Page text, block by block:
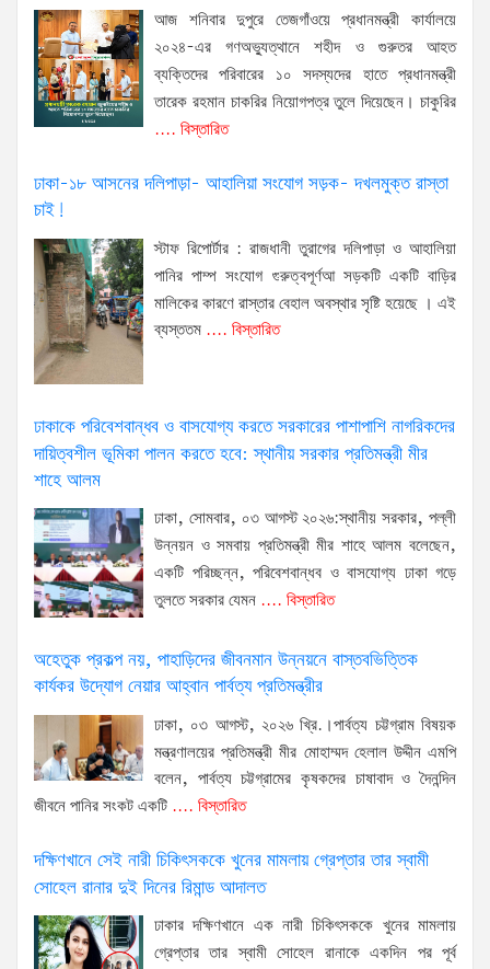
আজ শনিবার দুপুরে তেজগাঁওয়ে প্রধানমন্ত্রী কার্যালয়ে
২০২৪-এর গণঅভ্যুত্থানে শহীদ ও গুরুতর আহত
ব্যক্তিদের পরিবারের ১০ সদস্যদের হাতে প্রধানমন্ত্রী
তারেক রহমান চাকরির নিয়োগপত্র তুলে দিয়েছেন। চাকুরির
.... বিস্তারিত
ঢাকা-১৮ আসনের দলিপাড়া- আহালিয়া সংযোগ সড়ক- দখলমুক্ত রাস্তা
চাই!
স্টাফ রিপোর্টার : রাজধানী তুরাগের দলিপাড়া ও আহালিয়া
পানির পাম্প সংযোগ গুরুত্বপূর্ণআ সড়কটি একটি বাড়ির
মালিকের কারণে রাস্তার বেহাল অবস্থার সৃষ্টি হয়েছে । এই
ব্যস্ততম .... বিস্তারিত
ঢাকাকে পরিবেশবান্ধব ও বাসযোগ্য করতে সরকারের পাশাপাশি নাগরিকদের
দায়িত্বশীল ভূমিকা পালন করতে হবে: স্থানীয় সরকার প্রতিমন্ত্রী মীর
শাহে আলম
ঢাকা, সোমবার, ০৩ আগস্ট ২০২৬:স্থানীয় সরকার, পল্লী
উন্নয়ন ও সমবায় প্রতিমন্ত্রী মীর শাহে আলম বলেছেন,
একটি পরিচ্ছন্ন, পরিবেশবান্ধব ও বাসযোগ্য ঢাকা গড়ে
তুলতে সরকার যেমন .... বিস্তারিত
অহেতুক প্রকল্প নয়, পাহাড়িদের জীবনমান উন্নয়নে বাস্তবভিত্তিক
কার্যকর উদ্যোগ নেয়ার আহ্বান পার্বত্য প্রতিমন্ত্রীর
ঢাকা, ০৩ আগস্ট, ২০২৬ খ্রি.।পার্বত্য চট্টগ্রাম বিষয়ক
মন্ত্রণালয়ের প্রতিমন্ত্রী মীর মোহাম্মদ হেলাল উদ্দীন এমপি
বলেন, পার্বত্য চট্টগ্রামের কৃষকদের চাষাবাদ ও দৈনন্দিন
জীবনে পানির সংকট একটি .... বিস্তারিত
দক্ষিণখানে সেই নারী চিকিৎসককে খুনের মামলায় গ্রেপ্তার তার স্বামী
সোহেল রানার দুই দিনের রিমান্ড আদালত
ঢাকার দক্ষিণখানে এক নারী চিকিৎসককে খুনের মামলায়
গ্রেপ্তার তার স্বামী সোহেল রানাকে একদিন পর পূর্ব